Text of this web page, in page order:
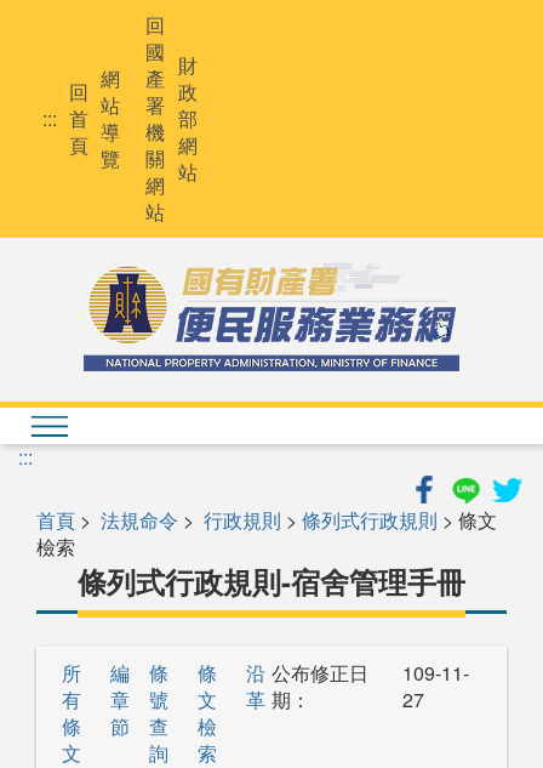
:::
回
首
頁
網
站
導
覽
回
國
產
署
機
關
網
站
財
政
部
網
站
:::
首頁 > 法規命令 > 行政規則 > 條列式行政規則 > 條文
檢索
條列式行政規則-宿舍管理手冊
所
有
條
文
編
章
節
條
號
查
詢
條
文
檢
索
沿
革
公布修正日
期：
109-11-
27